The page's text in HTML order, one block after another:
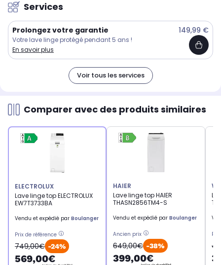
Services
Prolongez votre garantie 149,99 €
Votre lave linge protégé pendant 5 ans !
En savoir plus
Voir tous les services
Comparer avec des produits similaires
ELECTROLUX
Lave linge top ELECTROLUX
EW7T3733BA
Vendu et expédié par Boulanger
Prix de référence
749,00€ -24%
569,00€
HAIER
Lave linge top HAIER
THASN2856TM4-S
Vendu et expédié par Boulanger
Ancien prix
649,00€ -38%
399,00€